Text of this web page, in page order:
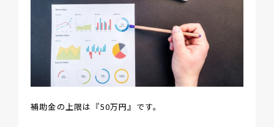
補助金の上限は『50万円』です。